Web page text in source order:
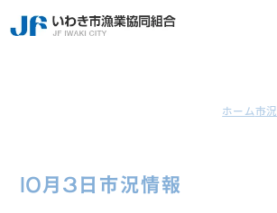
ホーム市
10月3日市況情報